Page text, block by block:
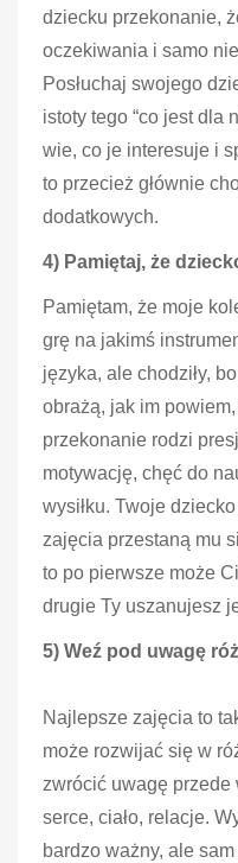
dziecku przekonanie,
oczekiwania i samo
Posłuchaj swojego
istoty tego “co jest dla
wie, co je interesuje i
to przecież głównie
dodatkowych.
4) Pamiętaj, że
Pamiętam, że moje
grę na jakimś
języka, ale chodziły,
obrażą, jak im
przekonanie rodzi
motywację, chęć do
wysiłku. Twoje
zajęcia przestaną mu
to po pierwsze może
drugie Ty uszanujesz
5) Weź pod uwagę
Najlepsze zajęcia to
może rozwijać się w
zwrócić uwagę przede
serce, ciało, relacje.
bardzo ważny, ale